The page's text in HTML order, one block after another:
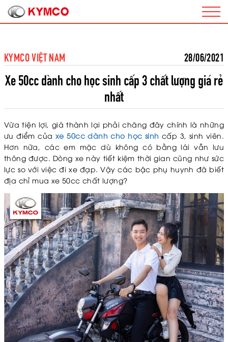
KYMCO VIỆT NAM 28/06/2021
Xe 50cc dành cho học sinh cấp 3 chất lượng giá rẻ
nhất
Vừa tiện lợi, giá thành lại phải chăng đây chính là những
ưu điểm của xe 50cc dành cho học sinh cấp 3, sinh viên.
Hơn nữa, các em mặc dù không có bằng lái vẫn lưu
thông được. Dòng xe này tiết kiệm thời gian cũng như sức
lực so với việc đi xe đạp. Vậy các bậc phụ huynh đã biết
địa chỉ mua xe 50cc chất lượng?